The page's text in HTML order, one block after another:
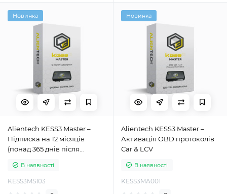
Новинка
Alientech KESS3 Master –
Підписка на 12 місяців
(понад 365 днів після
В наявності
KESS3MS103
Новинка
Alientech KESS3 Master –
Активація OBD протоколів
Car & LCV
В наявності
KESS3MA001